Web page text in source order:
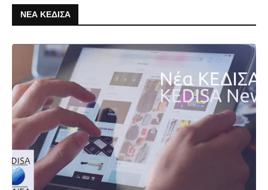
ΝΕΑ ΚΕΔΙΣΑ